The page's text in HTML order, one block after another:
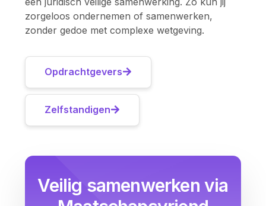
zorgeloos ondernemen of samenwerken,
zonder gedoe met complexe wetgeving.
Opdrachtgevers
Zelfstandigen
Veilig samenwerken via